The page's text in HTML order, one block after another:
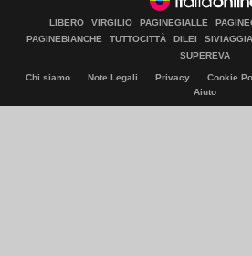
LIBERO VIRGILIO PAGINEGIALLE
PAGINEBIANCHE
TUTTOCITTÀ DILEI SIVIAGGIA
SUPEREVA
Chi siamo Note Legali Privacy Cookie
Aiuto